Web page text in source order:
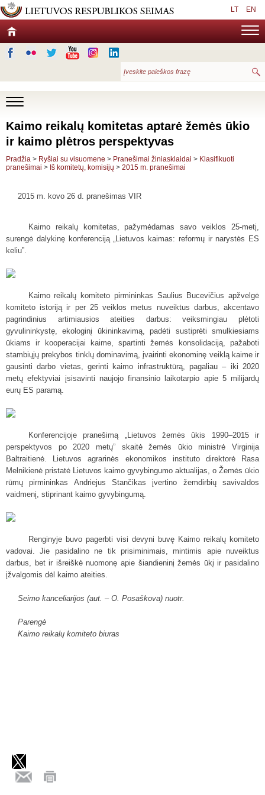
LT EN
Kaimo reikalų komitetas aptarė žemės ūkio
ir kaimo plėtros perspektyvas
Pradžia > Ryšiai su visuomene > Pranešimai žiniasklaidai > Klasifikuoti
pranešimai > Iš komitetų, komisijų > 2015 m. pranešimai
2015 m. kovo 26 d. pranešimas VIR­­­­­­
Kaimo reikalų komitetas, pažymėdamas savo veiklos 25-metį,
surengė dalykinę konferenciją „Lietuvos kaimas: reformų ir narystės ES
keliu”.
Kaimo reikalų komiteto pirmininkas Saulius Bucevičius apžvelgė
komiteto istoriją ir per 25 veiklos metus nuveiktus darbus, akcentavo
pagrindinius artimiausios ateities darbus:veiksmingiau plėtoti
gyvulininkystę, ekologinį ūkininkavimą, padėti sustiprėti smulkiesiams
ūkiams ir kooperacijai kaime, spartinti žemės konsolidaciją, pažaboti
stambiųjų prekybos tinklų dominavimą, įvairinti ekonominę veiklą kaime ir
gausinti darbo vietas, gerinti kaimo infrastruktūrą, pagaliau – iki 2020
metų efektyviai įsisavinti naujojo finansinio laikotarpio apie 5 milijardų
eurų ES paramą.
Konferencijoje pranešimą „Lietuvos žemės ūkis 1990–2015 ir
perspektyvos po 2020 metų” s kaitė žemės ūkio ministrė Virginija
Baltraitienė. Lietuvos agrarinės ekonomikos instituto direktorė Rasa
Melnikienė pristatė Lietuvos kaimo gyvybingumo aktualijas, o Žemės ūkio
rūmų pirmininkas Andriejus Stančikas įvertino žemdirbių savivaldos
vaidmenį, stiprinant kaimo gyvybingumą.
Renginyje buvo pagerbti visi devyni buvę Kaimo reikalų komiteto
vadovai. Jie pasidalino ne tik prisiminimais, mintimis apie nuveiktus
darbus, bet ir išreiškė nuomonę apie šiandieninį žemės ūkį ir pasidalino
įžvalgomis dėl kaimo ateities.
Seimo kanceliarijos (aut. – O. Posaškova) nuotr.
Parengė
Kaimo reikalų komiteto biuras